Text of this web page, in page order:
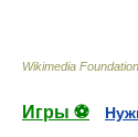
Wikimedia Foundation
Игры ⚽